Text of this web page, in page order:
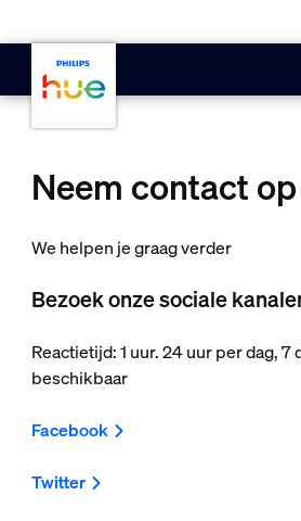
Neem contact
We helpen je graag verder
Bezoek onze sociale
Reactietijd: 1 uur. 24 uur per dag,
beschikbaar
Facebook
Twitter